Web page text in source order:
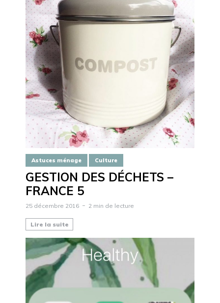
Astuces ménage Culture
GESTION DES DÉCHETS –
FRANCE 5
25 décembre 2016 2 min de lecture
Lire la suite